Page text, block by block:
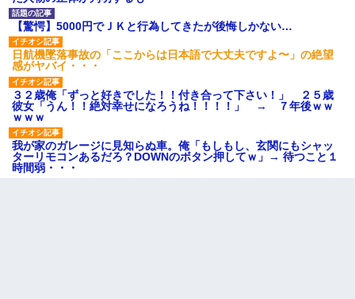
【驚愕】5000円でＪＫと行為してきたが後悔しかない…
日航機墜落事故の「ここからは日本語で大丈夫ですよ〜」の絶望
感がヤバイ・・・
３２歳俺「ずっと好きでした！！付き合って下さい！」 ２５歳
彼女「うん！！絶対幸せになろうね！！！！」 → ７年後ｗｗ
ｗｗｗ
我が家のガレージに見知らぬ車。俺「もしもし、玄関にもシャッ
ターリモコンあるだろ？DOWNのボタン押してｗ」→ 待つこと１
時間弱・・・